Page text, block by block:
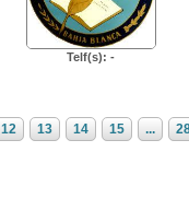
Telf(s): -
12 13 14 15 ...